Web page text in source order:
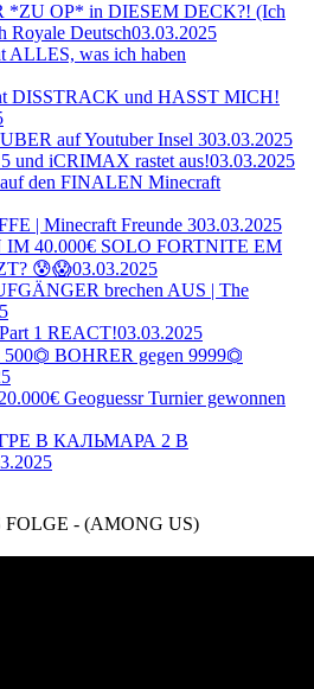
OP* in DIESEM DECK?! (Ich
Royale Deutsch03.03.2025
ALLES, was ich haben
DISSTRACK und HASST MICH!
auf Youtuber Insel 303.03.2025
und iCRIMAX rastet aus!03.03.2025
den FINALEN Minecraft
| Minecraft Freunde 303.03.2025
40.000€ SOLO FORTNITE EM
😰😱03.03.2025
brechen AUS | The
1 REACT!03.03.2025
BOHRER gegen 9999⏣
Geoguessr Turnier gewonnen
В КАЛЬМАРА 2 В
- (AMONG US)